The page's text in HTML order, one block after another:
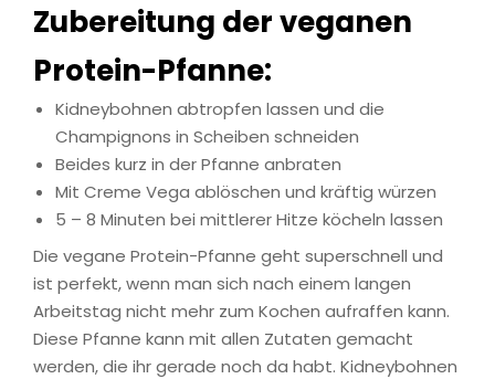
Zubereitung der veganen
Protein-Pfanne:
Kidneybohnen abtropfen lassen und die
Champignons in Scheiben schneiden
Beides kurz in der Pfanne anbraten
Mit Creme Vega ablöschen und kräftig würzen
5 – 8 Minuten bei mittlerer Hitze köcheln lassen
Die vegane Protein-Pfanne geht superschnell und
ist perfekt, wenn man sich nach einem langen
Arbeitstag nicht mehr zum Kochen aufraffen kann.
Diese Pfanne kann mit allen Zutaten gemacht
werden, die ihr gerade noch da habt. Kidneybohnen